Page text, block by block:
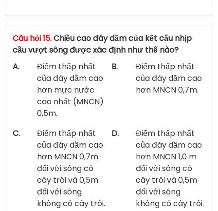
Câu hỏi 15.Chiều cao đáy dầm của kết cấu nhịp
cầu vượt sông được xác định như thế nào?
A.
Điểm thấp nhất
của đáy dầm cao
hơn mực nước
cao nhất (MNCN)
0,5m.
B.
Điểm thấp nhất
của đáy dầm cao
hơn MNCN 0,7m.
C.
Điểm thấp nhất
của đáy dầm cao
hơn MNCN 0,7m
đối với sông có
cây trôi và 0,5m
đối với sông
không có cây trôi.
D.
Điểm thấp nhất
của đáy dầm cao
hơn MNCN 1,0 m
đối với sông có
cây trôi và 0,5m
đối với sông
không có cây trôi.